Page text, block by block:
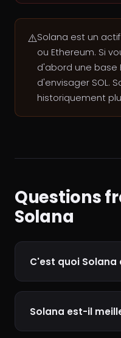
⚠️Solana est un
ou Ethereum. Si
d'abord une base
d'envisager SOL.
historiquement
Questions
Solana
C'est quoi Solana
Solana est-il